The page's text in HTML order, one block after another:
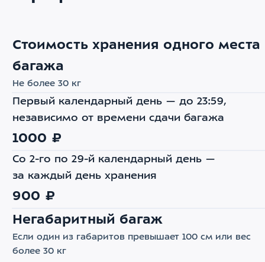
Стоимость хранения одного места
багажа
Не более 30 кг
Первый календарный день — до 23:59,
независимо от времени сдачи багажа
1000 ₽
Со 2-го по 29-й календарный день —
за каждый день хранения
900 ₽
Негабаритный багаж
Если один из габаритов превышает 100 см или вес
более 30 кг